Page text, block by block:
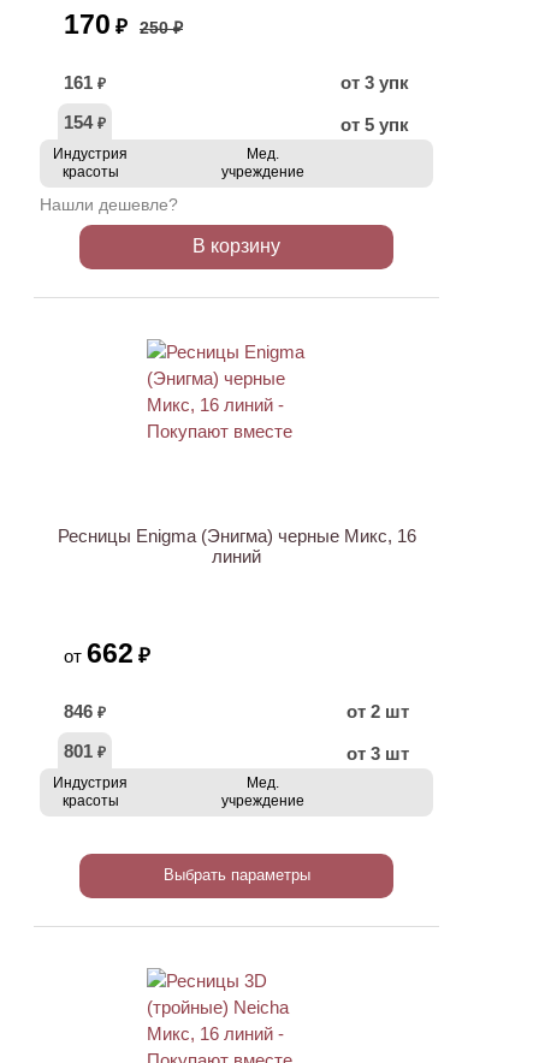
170 ₽ 250 ₽
161 ₽
от 3 упк
154 ₽ от 5 упк
Индустрия
красоты
Мед.
учреждение
Нашли дешевле?
В корзину
Ресницы Enigma (Энигма) черные Микс, 16
линий
от 662 ₽
846 ₽
от 2 шт
801 ₽ от 3 шт
Индустрия
красоты
Мед.
учреждение
Выбрать параметры